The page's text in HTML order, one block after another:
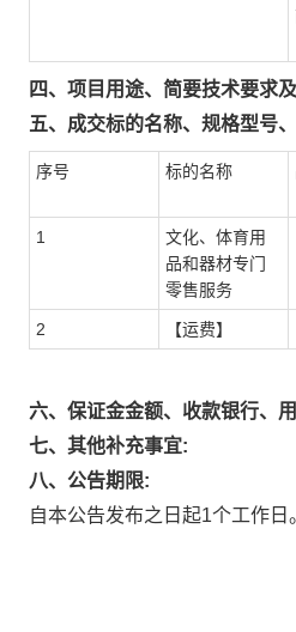
四、项目用途、简要技术要求
五、成交标的名称、规格型号
序号 标的名称
1
文化、体育用
品和器材专门
零售服务
2 【运费】
六、保证金金额、收款银行、
七、其他补充事宜:
八、公告期限:
自本公告发布之日起1个工作日